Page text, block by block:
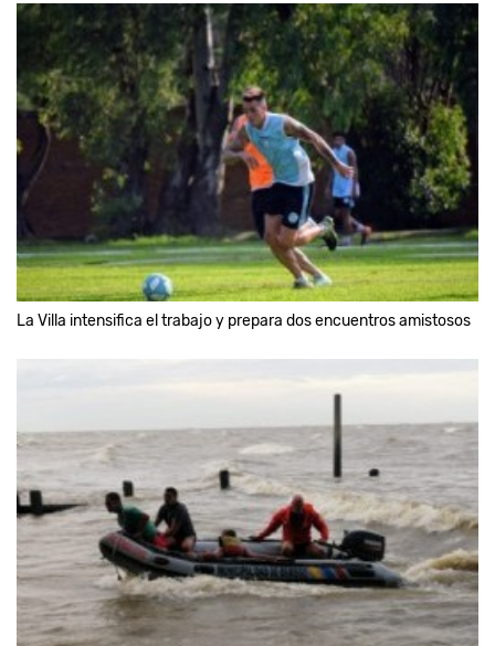
La Villa intensifica el trabajo y prepara dos encuentros amistosos